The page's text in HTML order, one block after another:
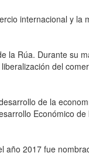
internacional y la
la Rúa. Durante su
del
de la
Económico
2017 fue